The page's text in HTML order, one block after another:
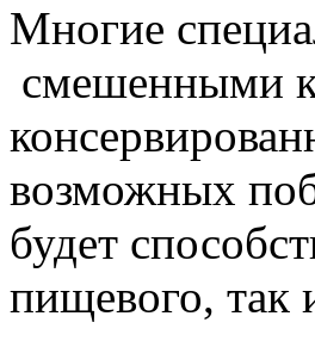
Многие
смешенными
возможных
будет
пищевого, так